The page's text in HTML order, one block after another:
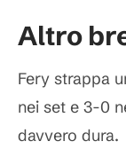
Altro
Fery strappa
nei set e 3-0
davvero dura.